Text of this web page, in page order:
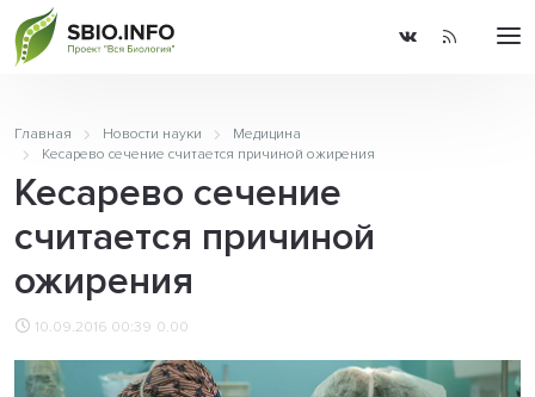
Главная Новости науки
Медицина
Кесарево сечение считается причиной ожирения
Кесарево сечение
считается причиной
ожирения
10.09.2016 00:39 0.00